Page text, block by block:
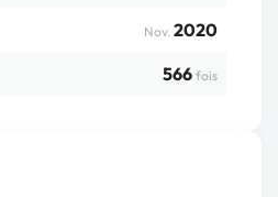
Nov. 2020
566 fois